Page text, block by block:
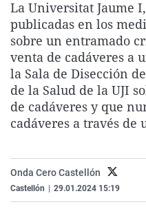
La Universitat Jaume
publicadas en los
sobre un entramado
venta de cadáveres a
la Sala de Disección
de la Salud de la UJI
de cadáveres y que
cadáveres a través de
Onda Cero Castellón
Castellón 29.01.2024 15:19